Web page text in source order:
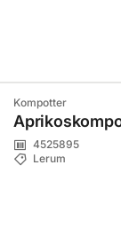
Kompotter
4525895
Lerum